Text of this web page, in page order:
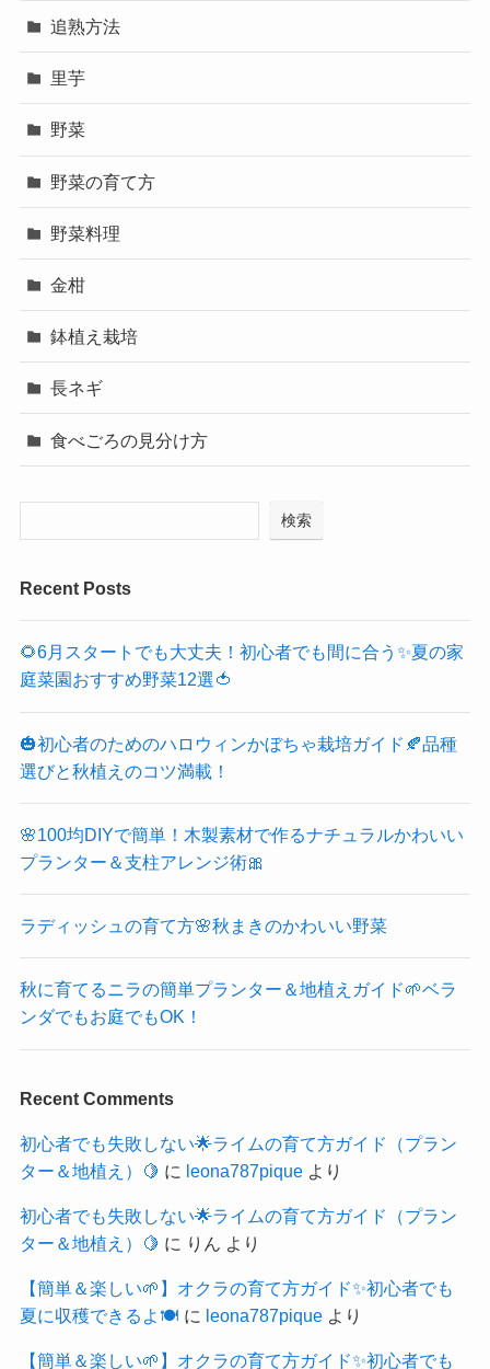
追熟方法
里芋
野菜
野菜の育て方
野菜料理
金柑
鉢植え栽培
長ネギ
食べごろの見分け方
検索
Recent Posts
🌻6月スタートでも大丈夫！初心者でも間に合う✨夏の家
庭菜園おすすめ野菜12選🍅
🎃初心者のためのハロウィンかぼちゃ栽培ガイド🍂品種
選びと秋植えのコツ満載！
🌸100均DIYで簡単！木製素材で作るナチュラルかわいい
プランター＆支柱アレンジ術🎀
ラディッシュの育て方🌸秋まきのかわいい野菜
秋に育てるニラの簡単プランター＆地植えガイド🌱ベラ
ンダでもお庭でもOK！
Recent Comments
初心者でも失敗しない🌟ライムの育て方ガイド（プラン
ター＆地植え）🍋 に leona787piqueより
初心者でも失敗しない🌟ライムの育て方ガイド（プラン
ター＆地植え）🍋 に りん より
【簡単＆楽しい🌱】オクラの育て方ガイド✨初心者でも
夏に収穫できるよ🍽️ に leona787piqueより
【簡単＆楽しい🌱】オクラの育て方ガイド✨初心者でも